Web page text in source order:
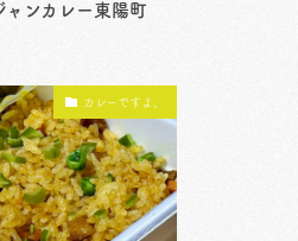
ンカレー東陽町
カレーですよ。